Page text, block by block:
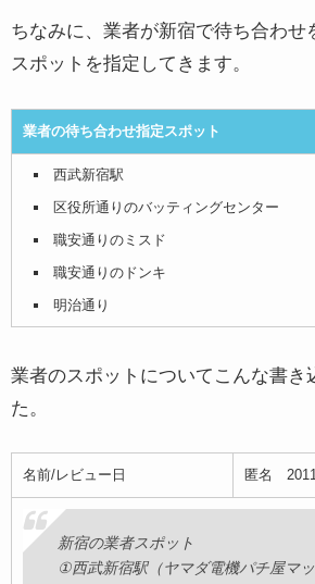
ちなみに、業者が新宿で待ち合わせ
スポットを指定してきます。
業者の待ち合わせ指定スポット
西武新宿駅
区役所通りのバッティングセンター
職安通りのミスド
職安通りのドンキ
明治通り
業者のスポットについてこんな書き
た。
名前/レビュー日 匿名
新宿の業者スポット
①西武新宿駅（ヤマダ電機パチ屋マッ